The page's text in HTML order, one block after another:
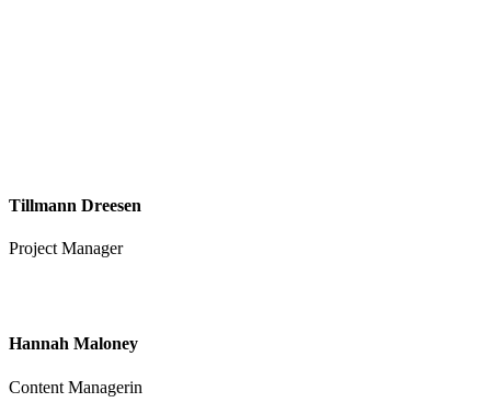
Tillmann Dreesen
Project Manager
Hannah Maloney
Content Managerin